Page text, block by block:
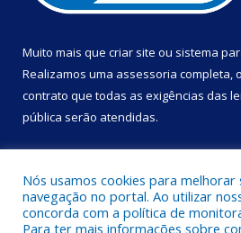
Muito mais que criar site ou sistema
Realizamos uma assessoria completa,
contrato que todas as exigências das
pública serão atendidas.
Nós usamos cookies para melhorar
navegação no portal. Ao utilizar
concorda com a política de
Para ter mais informações sobre